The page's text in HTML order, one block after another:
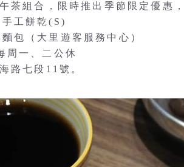
茶組合，限時推出季節限定優惠
工餅乾(S)
包（大里遊客服務中心）
周一、二公休
路七段11號。